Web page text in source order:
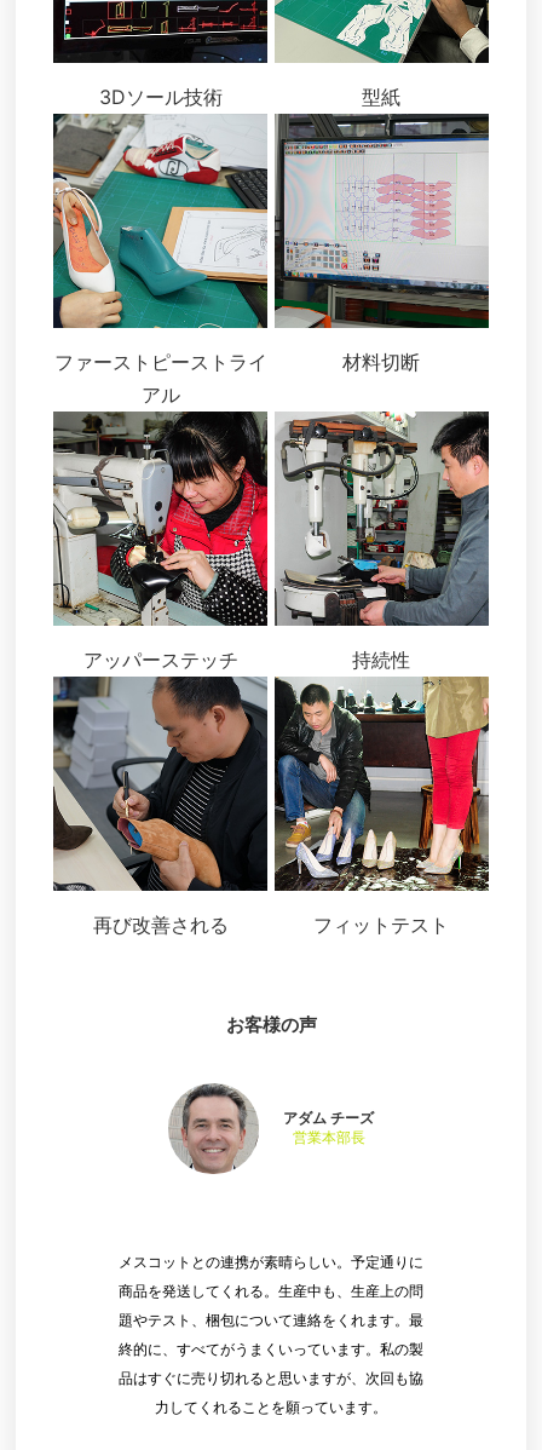
3Dソール技術 型紙
ファーストピーストライ
アル
材料切断
アッパーステッチ 持続性
再び改善される フィットテスト
お客様の声
メスコットとの連携が素晴らしい。予定通りに
商品を発送してくれる。生産中も、生産上の問
題やテスト、梱包について連絡をくれます。最
終的に、すべてがうまくいっています。私の製
品はすぐに売り切れると思いますが、次回も協
力してくれることを願っています。
アダム チーズ
営業本部長